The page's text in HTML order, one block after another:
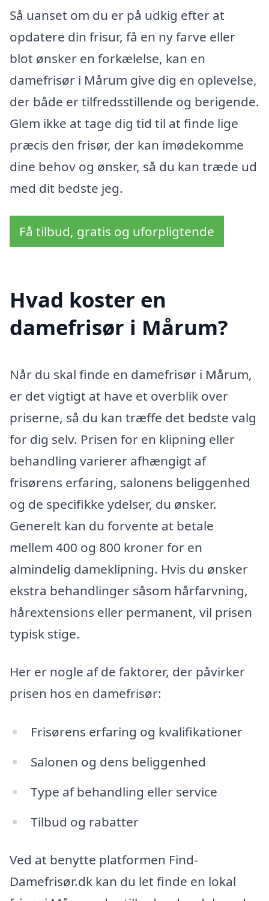
Så uanset om du er på udkig efter at
opdatere din frisur, få en ny farve eller
blot ønsker en forkælelse, kan en
damefrisør i Mårum give dig en oplevelse,
der både er tilfredsstillende og berigende.
Glem ikke at tage dig tid til at finde lige
præcis den frisør, der kan imødekomme
dine behov og ønsker, så du kan træde ud
med dit bedste jeg.
Få tilbud, gratis og uforpligtende
Hvad koster en
damefrisør i Mårum?
Når du skal finde en damefrisør i Mårum,
er det vigtigt at have et overblik over
priserne, så du kan træffe det bedste valg
for dig selv. Prisen for en klipning eller
behandling varierer afhængigt af
frisørens erfaring, salonens beliggenhed
og de specifikke ydelser, du ønsker.
Generelt kan du forvente at betale
mellem 400 og 800 kroner for en
almindelig dameklipning. Hvis du ønsker
ekstra behandlinger såsom hårfarvning,
hårextensions eller permanent, vil prisen
typisk stige.
Her er nogle af de faktorer, der påvirker
prisen hos en damefrisør:
Frisørens erfaring og kvalifikationer
Salonen og dens beliggenhed
Type af behandling eller service
Tilbud og rabatter
Ved at benytte platformen Find-
Damefrisør.dk kan du let finde en lokal